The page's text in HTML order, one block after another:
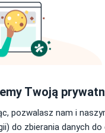
•Mapa
385 zł
Twoją
pozwalasz nam i
do zbierania danych